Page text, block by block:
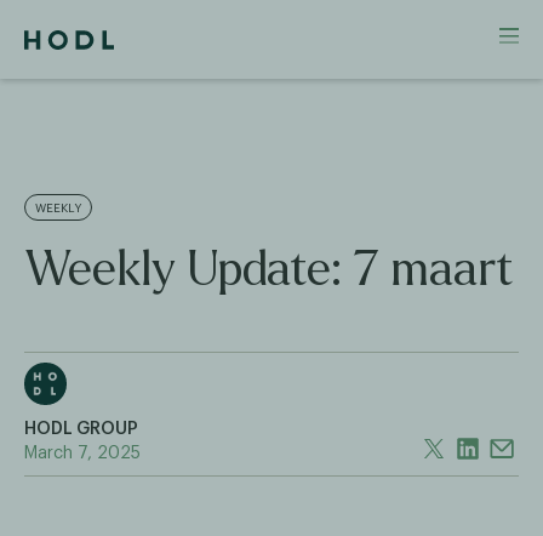
WEEKLY
Weekly Update: 7 maart
HODL GROUP
March 7, 2025